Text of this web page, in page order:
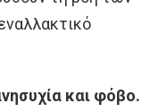
και φόβο.